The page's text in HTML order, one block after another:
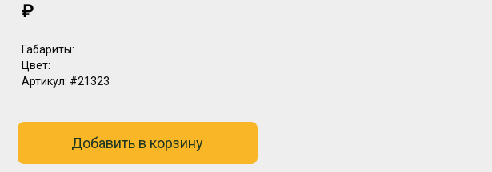
₽
Габариты:
Цвет:
Артикул: #21323
Добавить в корзину